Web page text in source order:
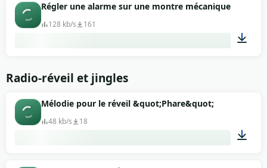
00:08
Régler une alarme sur une montre mécanique
128 kb/s 161
Radio-réveil et jingles
Mélodie pour le réveil &quot;Phare&quot;
48 kb/s 18